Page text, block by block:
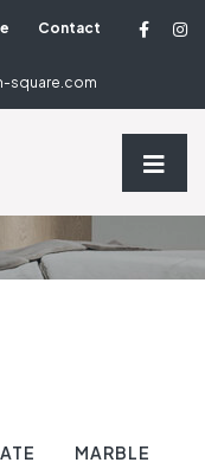
Contact
square.com
MARBLE